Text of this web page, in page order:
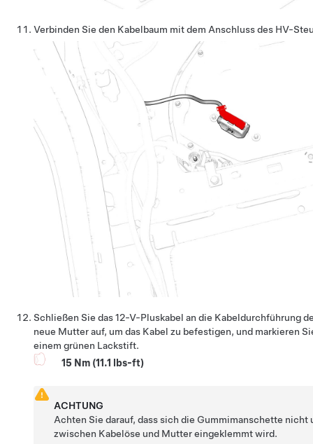
Verbinden Sie den Kabelbaum mit dem Anschluss des HV-
Schließen Sie das 12-V-Pluskabel an die Kabeldurchführung
neue Mutter auf, um das Kabel zu befestigen, und markieren
einem grünen Lackstift.
15 Nm (11.1 lbs-ft)
ACHTUNG
Achten Sie darauf, dass sich die Gummimanschette nicht
zwischen Kabelöse und Mutter eingeklemmt wird.